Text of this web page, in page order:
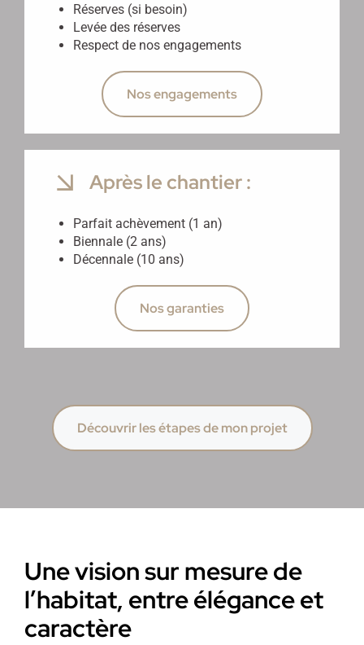
Réserves (si besoin)
Levée des réserves
Respect de nos engagements
Nos engagements
Après le chantier :
Parfait achèvement (1 an)
Biennale (2 ans)
Décennale (10 ans)
Nos garanties
Découvrir les étapes de mon projet
Une vision sur mesure de
l’habitat, entre élégance et
caractère